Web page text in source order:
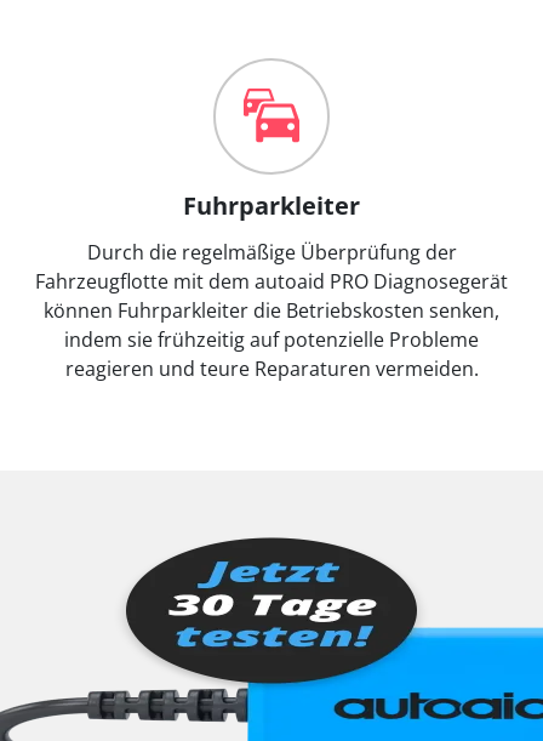
Fuhrparkleiter
Durch die regelmäßige Überprüfung der
Fahrzeugflotte mit dem autoaid PRO Diagnosegerät
können Fuhrparkleiter die Betriebskosten senken,
indem sie frühzeitig auf potenzielle Probleme
reagieren und teure Reparaturen vermeiden.